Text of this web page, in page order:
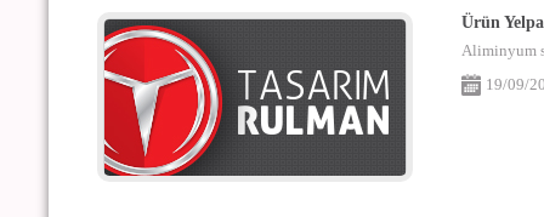
Ürün
Aliminyum
19/09/